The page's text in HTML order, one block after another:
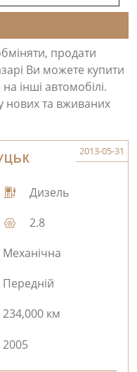
продати
Ви можете купити
інші автомобілі.
та вживаних
2013-05-31
Дизель
2.8
Механічна
Передній
234,000 км
2005